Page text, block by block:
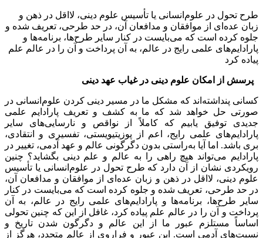
طرح تحول در علوم‌انسانی یا تأسیس علوم دینی، لااقل در ذهن و
زبان عده‌ای از موافقان و مدافعان آن، در حد طرحی، تعریف شده و
جلوه کرده است که می‌بایست در کنار سایر طرح‌ها، برنامه‌ها و
پارادایم‌های علمی رایج در عالم، به آن پرداخت و آن را در عالم علم
پیاده کرد
پرسش از امکان علوم دینی در غیاب عهد دینی
کسانی پنداشته‌اند که مشکل ما در مسیر دینی کردن علوم‌انسانی در
صورتی حل خواهد شد که ما به کشف و تعریف پارادایم علمی
جدیدی توفیق یابیم که کاملاً از نواقص و نارسایی‌های سایر
پارادایم‌های علمی رایج، اعم از پوزیتیویستی، تفسیری و انتقادی،
بری باشد. اما آیا به‌راستی بدون دگرگونی عالم و عهد آدمی، تغییر در
پارادایم می‌تواند هیچ راهی را به عالم و علم دینی بگشاید؟ چنین
رویکردی نشان از آن دارد که طرح تحول در علوم‌انسانی یا تأسیس
علوم دینی، لااقل در ذهن و زبان عده‌ای از موافقان و مدافعان آن،
در حد طرحی، تعریف شده و جلوه کرده است که می‌بایست در کنار
سایر طرح‌ها، برنامه‌ها و پارادایم‌های علمی رایج در عالم، به آن
پرداخت و آن را در عالم علم پیاده کرد، غافل از این که چنین تحولی
اساساً مستلزم عبور ما از این عالم و دگرگون شدن تاریخ و
نسبت‌های آدمی است. این عبور و فراروی از عالم متجدد، هرگز از